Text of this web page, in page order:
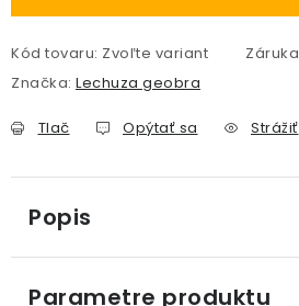
Kód tovaru: Zvoľte variant Záruka
Značka: Lechuza geobra
Tlač Opýtať sa Strážiť
Popis
Parametre produktu